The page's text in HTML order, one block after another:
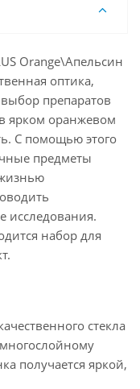
Orange\Апельсин
оптика,
препаратов
ярком оранжевом
С помощью этого
предметы
исследования.
набор для
стекла
получается яркой,